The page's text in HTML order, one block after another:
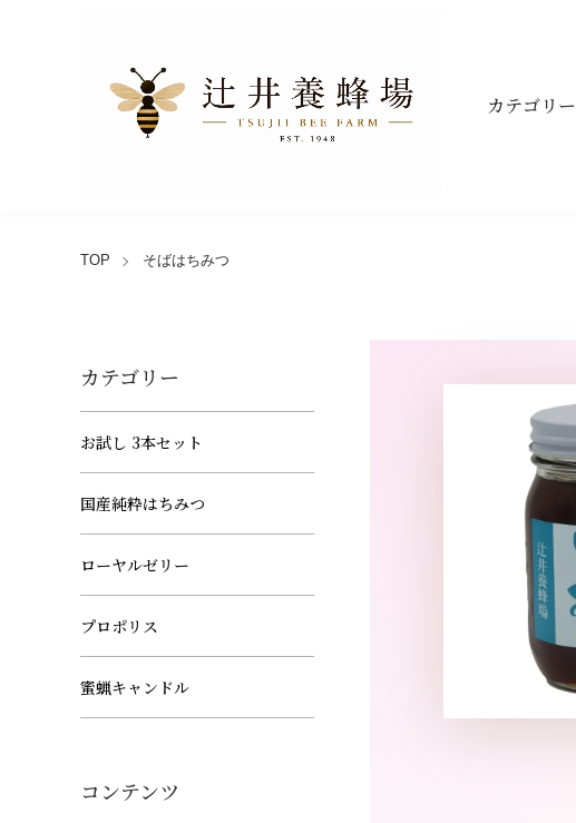
カテゴリー
TOP そばはちみつ
カテゴリー
お試し 3本セット
国産純粋はちみつ
ローヤルゼリー
プロポリス
蜜蝋キャンドル
コンテンツ